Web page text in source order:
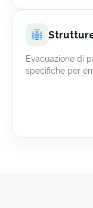
Evacuazione di
specifiche per